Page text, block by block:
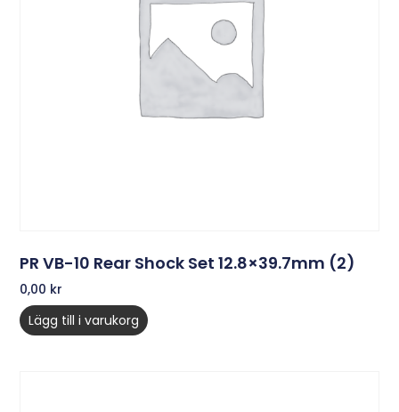
PR VB-10 Rear Shock Set 12.8×39.7mm (2)
0,00 kr
Lägg till i varukorg